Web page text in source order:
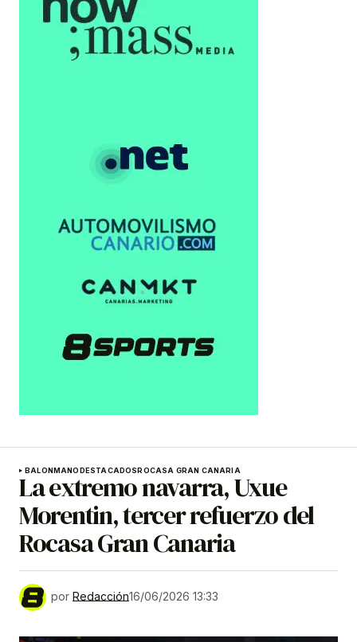
BALONMANODESTACADOSROCASA GRAN CANARIA
La extremo navarra, Uxue
Morentin, tercer refuerzo del
Rocasa Gran Canaria
por Redacción16/06/2026 13:33